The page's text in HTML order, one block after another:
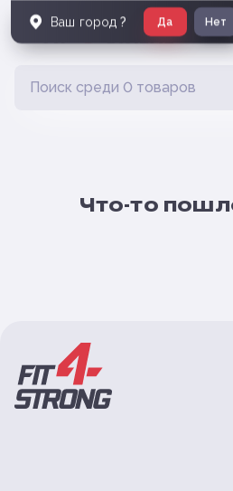
Что-то
Ваш город ? Да Нет